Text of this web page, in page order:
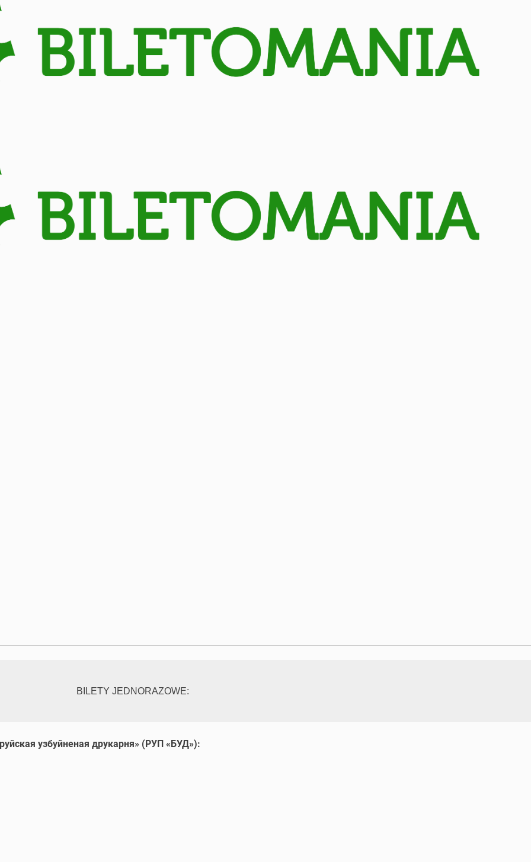
BILETY JEDNORAZOWE:
узбуйненая друкарня» (РУП «БУД»):